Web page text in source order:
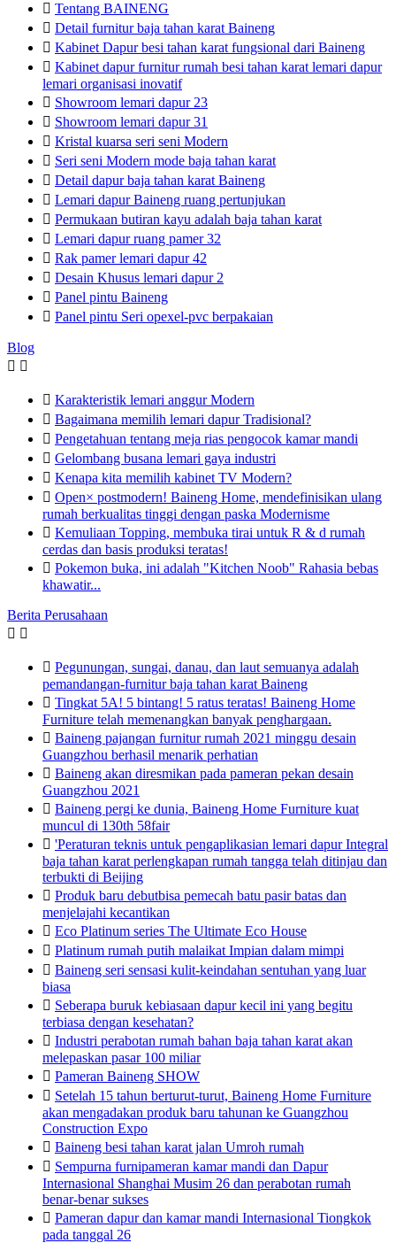
 Tentang BAINENG
 Detail furnitur baja tahan karat Baineng
 Kabinet Dapur besi tahan karat fungsional dari Baineng
 Kabinet dapur furnitur rumah besi tahan karat lemari dapur
lemari organisasi inovatif
 Showroom lemari dapur 23
 Showroom lemari dapur 31
 Kristal kuarsa seri seni Modern
 Seri seni Modern mode baja tahan karat
 Detail dapur baja tahan karat Baineng
 Lemari dapur Baineng ruang pertunjukan
 Permukaan butiran kayu adalah baja tahan karat
 Lemari dapur ruang pamer 32
 Rak pamer lemari dapur 42
 Desain Khusus lemari dapur 2
 Panel pintu Baineng
 Panel pintu Seri opexel-pvc berpakaian
Blog
 
 Karakteristik lemari anggur Modern
 Bagaimana memilih lemari dapur Tradisional?
 Pengetahuan tentang meja rias pengocok kamar mandi
 Gelombang busana lemari gaya industri
 Kenapa kita memilih kabinet TV Modern?
 Open× postmodern! Baineng Home, mendefinisikan ulang
rumah berkualitas tinggi dengan paska Modernisme
 Kemuliaan Topping, membuka tirai untuk R & d rumah
cerdas dan basis produksi teratas!
 Pokemon buka, ini adalah "Kitchen Noob" Rahasia bebas
khawatir...
Berita Perusahaan
 
 Pegunungan, sungai, danau, dan laut semuanya adalah
pemandangan-furnitur baja tahan karat Baineng
 Tingkat 5A! 5 bintang! 5 ratus teratas! Baineng Home
Furniture telah memenangkan banyak penghargaan.
 Baineng pajangan furnitur rumah 2021 minggu desain
Guangzhou berhasil menarik perhatian
 Baineng akan diresmikan pada pameran pekan desain
Guangzhou 2021
 Baineng pergi ke dunia, Baineng Home Furniture kuat
muncul di 130th 58fair
 'Peraturan teknis untuk pengaplikasian lemari dapur Integral
baja tahan karat perlengkapan rumah tangga telah ditinjau dan
terbukti di Beijing
 Produk baru debutbisa pemecah batu pasir batas dan
menjelajahi kecantikan
 Eco Platinum series The Ultimate Eco House
 Platinum rumah putih malaikat Impian dalam mimpi
 Baineng seri sensasi kulit-keindahan sentuhan yang luar
biasa
 Seberapa buruk kebiasaan dapur kecil ini yang begitu
terbiasa dengan kesehatan?
 Industri perabotan rumah bahan baja tahan karat akan
melepaskan pasar 100 miliar
 Pameran Baineng SHOW
 Setelah 15 tahun berturut-turut, Baineng Home Furniture
akan mengadakan produk baru tahunan ke Guangzhou
Construction Expo
 Baineng besi tahan karat jalan Umroh rumah
 Sempurna furnipameran kamar mandi dan Dapur
Internasional Shanghai Musim 26 dan perabotan rumah
benar-benar sukses
 Pameran dapur dan kamar mandi Internasional Tiongkok
pada tanggal 26